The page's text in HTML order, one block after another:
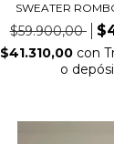
SWEATER
$59.900,00
$41.310,00 con
o